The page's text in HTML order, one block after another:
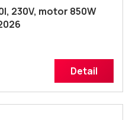
230V, motor 850W
Detail